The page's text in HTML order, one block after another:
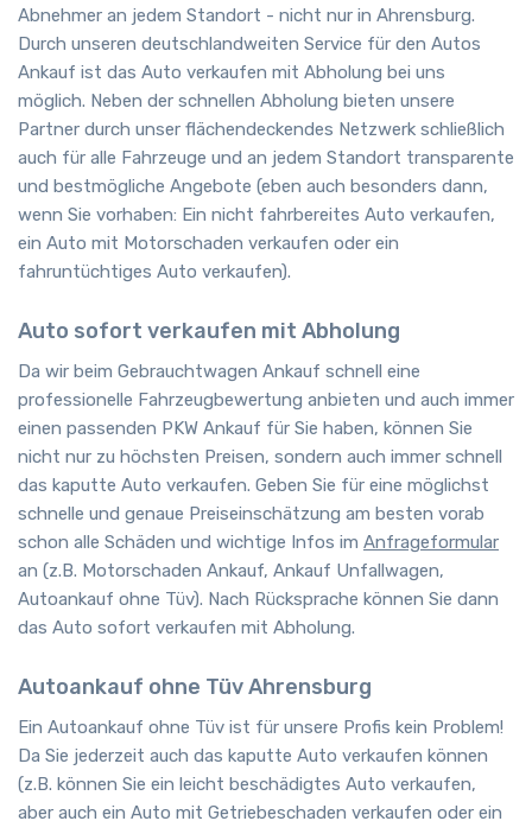
Abnehmer an jedem Standort - nicht nur in Ahrensburg.
Durch unseren deutschlandweiten Service für den Autos
Ankauf ist das Auto verkaufen mit Abholung bei uns
möglich. Neben der schnellen Abholung bieten unsere
Partner durch unser flächendeckendes Netzwerk schließlich
auch für alle Fahrzeuge und an jedem Standort transparente
und bestmögliche Angebote (eben auch besonders dann,
wenn Sie vorhaben: Ein nicht fahrbereites Auto verkaufen,
ein Auto mit Motorschaden verkaufen oder ein
fahruntüchtiges Auto verkaufen).
Auto sofort verkaufen mit Abholung
Da wir beim Gebrauchtwagen Ankauf schnell eine
professionelle Fahrzeugbewertung anbieten und auch immer
einen passenden PKW Ankauf für Sie haben, können Sie
nicht nur zu höchsten Preisen, sondern auch immer schnell
das kaputte Auto verkaufen. Geben Sie für eine möglichst
schnelle und genaue Preiseinschätzung am besten vorab
schon alle Schäden und wichtige Infos im Anfrageformular
an (z.B. Motorschaden Ankauf, Ankauf Unfallwagen,
Autoankauf ohne Tüv). Nach Rücksprache können Sie dann
das Auto sofort verkaufen mit Abholung.
Autoankauf ohne Tüv Ahrensburg
Ein Autoankauf ohne Tüv ist für unsere Profis kein Problem!
Da Sie jederzeit auch das kaputte Auto verkaufen können
(z.B. können Sie ein leicht beschädigtes Auto verkaufen,
aber auch ein Auto mit Getriebeschaden verkaufen oder ein